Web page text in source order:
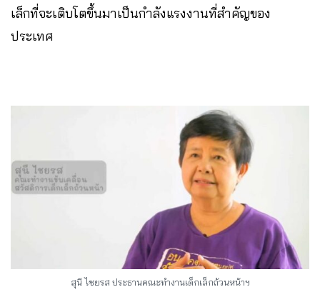
เล็กที่จะเติบโตขึ้นมาเป็นกำลังแรงงานที่สำคัญของ
ประเทศ
สุนี ไชยรส ประธานคณะทำงานเด็กเล็กถ้วนหน้าฯ